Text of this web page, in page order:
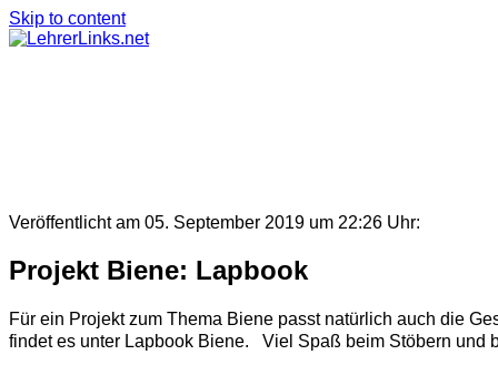
Skip to content
Veröffentlicht am 05. September 2019 um 22:26 Uhr:
Projekt Biene: Lapbook
Für ein Projekt zum Thema Biene passt natürlich auch die
findet es unter Lapbook Biene. Viel Spaß beim Stöbern und